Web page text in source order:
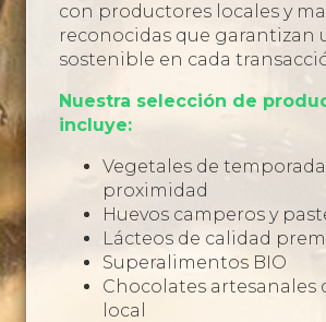
con productores locales y
reconocidas que garantizan
sostenible en cada
Nuestra selección de
incluye:
Vegetales de
proximidad
Huevos camperos y
Lácteos de calidad
Superalimentos BIO
Chocolates artesanales
local